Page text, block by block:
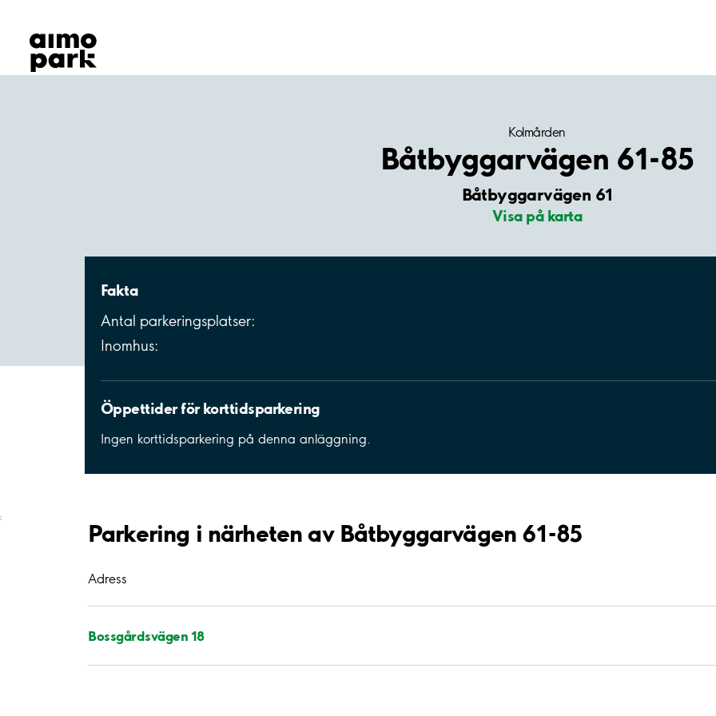
Hitta parkering
Samarbete
Kundservice
Kolmården
Båtbyggarvägen 61-85
Båtbyggarvägen 61
Visa på karta
Fakta
Antal parkeringsplatser:
Inomhus:
Öppettider för korttidsparkering
Ingen korttidsparkering på denna anläggning.
;
Parkering i närheten av Båtbyggarvägen 61-85
Adress
Bossgårdsvägen 18